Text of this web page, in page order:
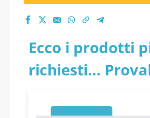
Ecco i prodotti
richiesti...